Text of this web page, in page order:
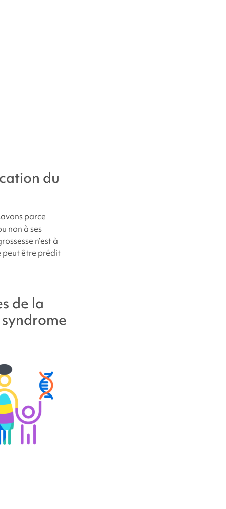
du
parce
non à ses
n’est à
peut être prédit
de la
syndrome